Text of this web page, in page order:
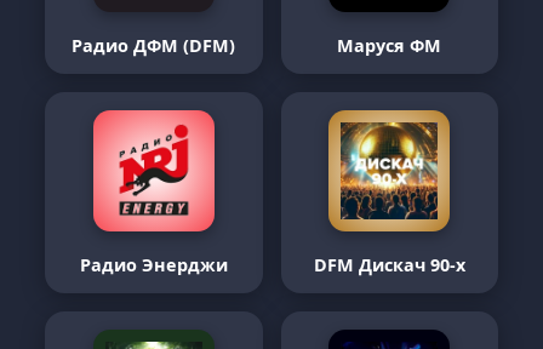
Радио ДФМ (DFM) Маруся ФМ
Радио Энерджи DFM Дискач 90-х